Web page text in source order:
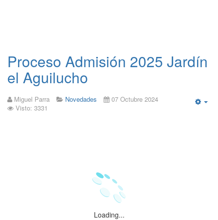
Proceso Admisión 2025 Jardín
el Aguilucho
Miguel Parra Novedades
07 Octubre 2024
Visto: 3331
Loading...